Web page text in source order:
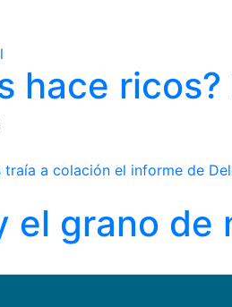
hace
traía a colación el informe de
el grano de